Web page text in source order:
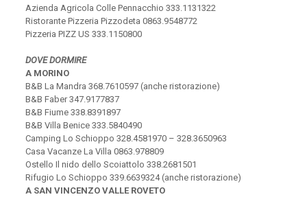
Azienda Agricola Colle Pennacchio 333.1131322
Ristorante Pizzeria Pizzodeta 0863.9548772
Pizzeria PIZZ US 333.1150800
DOVE DORMIRE
A MORINO
B&B La Mandra 368.7610597 (anche ristorazione)
B&B Faber 347.9177837
B&B Fiume 338.8391897
B&B Villa Benice 333.5840490
Camping Lo Schioppo 328.4581970 – 328.3650963
Casa Vacanze La Villa 0863.978809
Ostello Il nido dello Scoiattolo 338.2681501
Rifugio Lo Schioppo 339.6639324 (anche ristorazione)
A SAN VINCENZO VALLE ROVETO